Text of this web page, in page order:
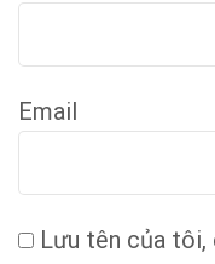
Email
Lưu tên của tôi,